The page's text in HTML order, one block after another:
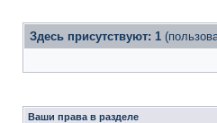
Здесь присутствуют: 1
Ваши права в разделе